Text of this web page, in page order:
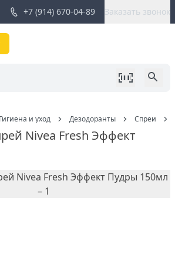
+7 (914) 670-04-89 Заказать звонок
Гигиена и уход Дезодоранты Спреи
Nivea Fresh Эффект